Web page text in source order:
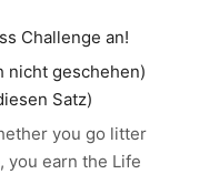
Challenge an!
nicht geschehen)
Satz)
you go litter
you earn the Life